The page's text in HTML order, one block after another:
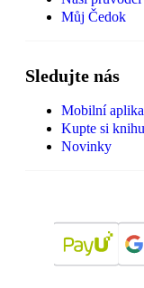
Můj Čedok
Sledujte nás
Mobilní
Kupte si
Novinky